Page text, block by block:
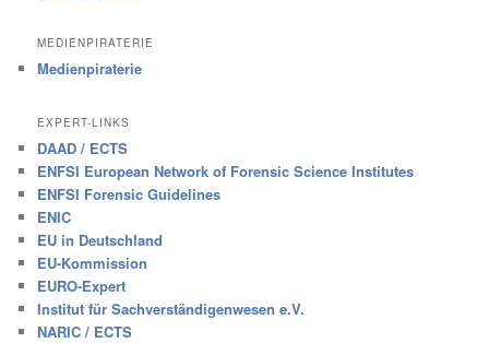
MEDIENPIRATERIE
Medienpiraterie
EXPERT-LINKS
DAAD / ECTS
ENFSI European Network of Forensic Science Institutes
ENFSI Forensic Guidelines
ENIC
EU in Deutschland
EU-Kommission
EURO-Expert
Institut für Sachverständigenwesen e.V.
NARIC / ECTS